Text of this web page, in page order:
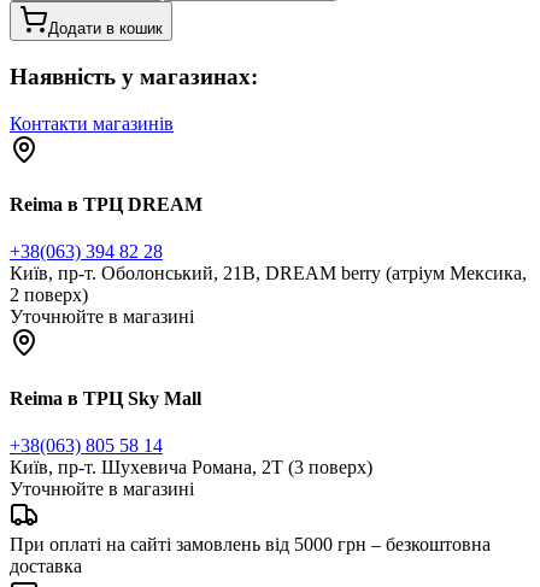
Додати в кошик
Наявність у магазинах:
Контакти магазинів
Reima в ТРЦ DREAM
+38(063) 394 82 28
Київ, пр-т. Оболонський, 21В, DREAM berry (атріум Мексика,
2 поверх)
Уточнюйте в магазині
Reima в ТРЦ Sky Mall
+38(063) 805 58 14
Київ, пр-т. Шухевича Романа, 2Т (3 поверх)
Уточнюйте в магазині
При оплаті на сайті замовлень від 5000 грн – безкоштовна
доставка